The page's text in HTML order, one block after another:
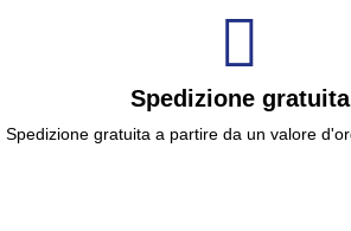
Spedizione gratuita
Spedizione gratuita a partire da un valore